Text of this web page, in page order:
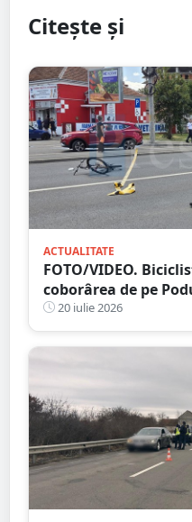
Citește și
ACTUALITATE
FOTO/VIDEO.
coborârea de pe
municipiul Satu
simplu nu l-am
20 iulie 2026